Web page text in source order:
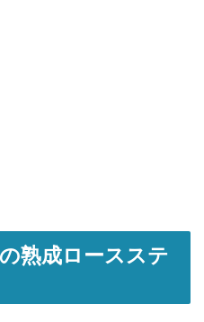
熟成ロースステ